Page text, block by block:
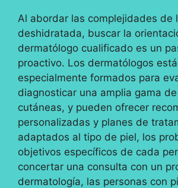
Al abordar las complejidades de
deshidratada, buscar la
dermatólogo cualificado es un
proactivo. Los dermatólogos
especialmente formados para
diagnosticar una amplia gama
cutáneas, y pueden ofrecer
personalizadas y planes de
adaptados al tipo de piel, los
objetivos específicos de cada
concertar una consulta con un
dermatología, las personas con